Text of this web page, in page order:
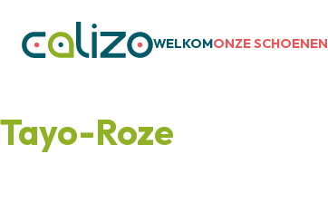
WELKOMONZE SCHOENEN
Tayo-Roze